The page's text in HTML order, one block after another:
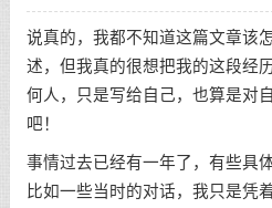
说真的，我都不知道这篇文章该
述，但我真的很想把我的这段经
何人，只是写给自己，也算是对
吧！
事情过去已经有一年了，有些具
比如一些当时的对话，我只是凭